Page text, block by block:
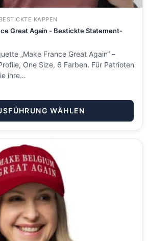
BESTICKTE KAPPEN
Great Again - Bestickte Statement-
„Make France Great Again“ –
One Size, 6 Farben. Für Patrioten
ihre…
WÄHLEN